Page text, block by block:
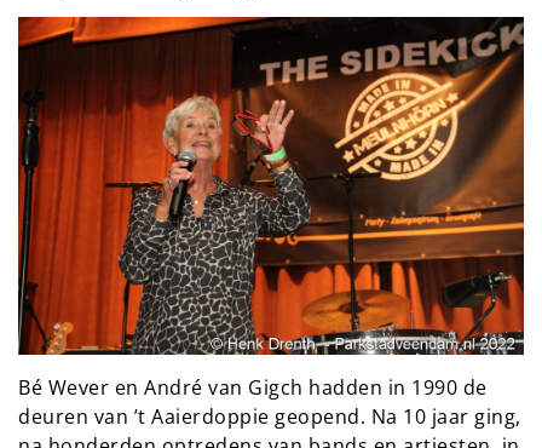
Bé Wever en André van Gigch hadden in 1990 de
deuren van ’t Aaierdoppie geopend. Na 10 jaar ging,